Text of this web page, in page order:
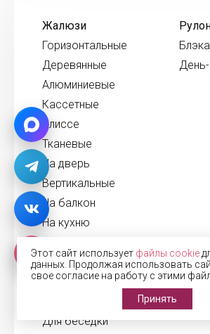
Жалюзи
Горизонтальные
Деревянные
Алюминиевые
Кассетные
Плиссе
Тканевые
На дверь
Вертикальные
На балкон
На кухню
Рольставни
Для беседки
Этот сайт использует файлы cookie
данных. Продолжая использовать
свое согласие на работу с этими
Принять